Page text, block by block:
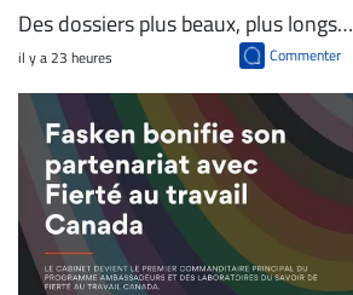
Des dossiers plus beaux, plus
il y a 23 heures Commenter